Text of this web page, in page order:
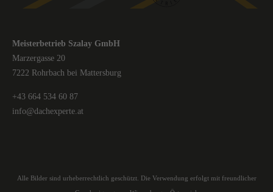
Meisterbetrieb Szalay GmbH
Marzergasse 20
7222 Rohrbach bei Mattersburg
+43 664 534 60 87
info@dachexperte.at
Alle Bilder sind urheberrechtlich geschützt. Die Verwendung erfolgt mit freundlicher